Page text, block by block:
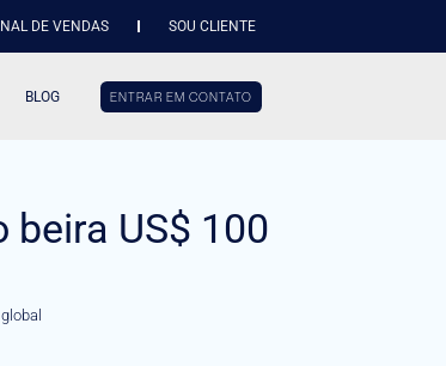
DE VENDAS SOU CLIENTE
BLOG ENTRAR EM CONTATO
US$ 100